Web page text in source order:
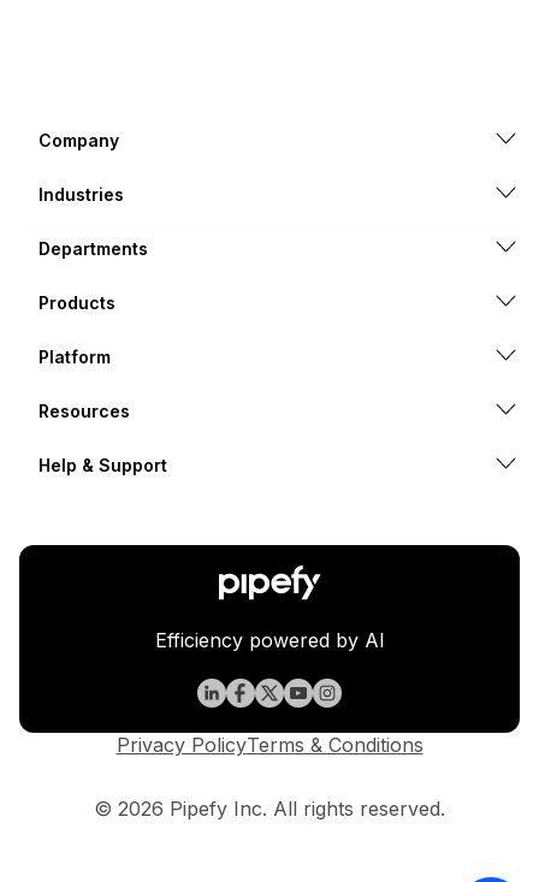
Company
Industries
Departments
Products
Platform
Resources
Help & Support
Efficiency powered by AI
© 2026 Pipefy Inc. All rights reserved.
Privacy PolicyTerms & Conditions